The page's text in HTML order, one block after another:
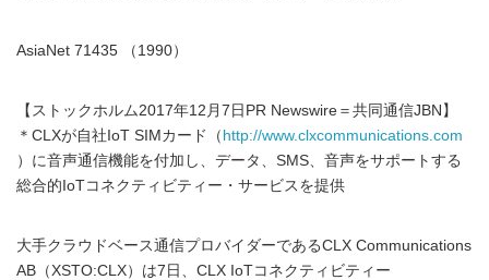
AsiaNet 71435 （1990）
【ストックホルム2017年12月7日PR Newswire＝共同通信JBN】
＊CLXが自社IoT SIMカード（ http://www.clxcommunications.com
）に音声通信機能を付加し、データ、SMS、音声をサポートする
総合的IoTコネクティビティー・サービスを提供
大手クラウドベース通信プロバイダーであるCLX Communications
AB（XSTO:CLX）は7日、CLX IoTコネクティビティー